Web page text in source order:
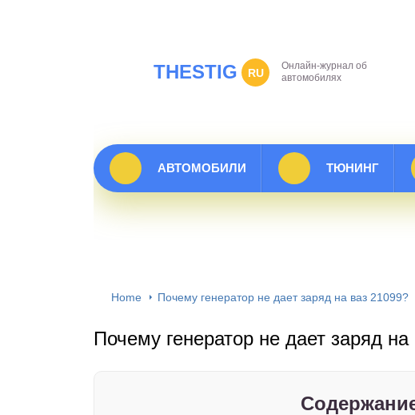
THESTIG RU
Онлайн-журнал об
автомобилях
АВТОМОБИЛИ ТЮНИНГ
Home Почему генератор не дает заряд на ваз 21099?
Почему генератор не дает заряд на